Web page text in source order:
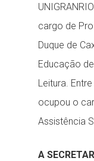
cargo de
Duque de
Educação
Leitura.
ocupou o
Assistência
A